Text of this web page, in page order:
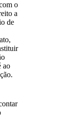
o
a
de
ao